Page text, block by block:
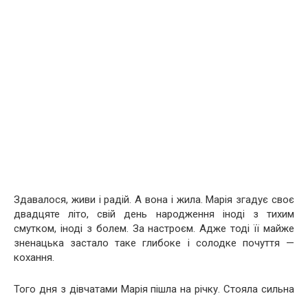
Здавалося, живи і радій. А вона і жила. Марія згадує своє
двадцяте літо, свій день народження іноді з тихим
смутком, іноді з болем. За настроєм. Адже тоді її майже
зненацька застало таке глибоке і солодке почуття —
кохання.
Того дня з дівчатами Марія пішла на річку. Стояла сильна